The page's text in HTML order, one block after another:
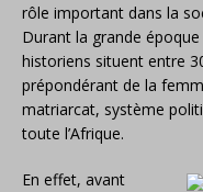
rôle important dans la
Durant la grande
historiens situent entre
prépondérant de la
matriarcat, système
toute l’Afrique.
En effet, avant